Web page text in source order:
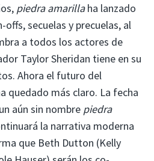
piedra amarillaha lanzado
offs, secuelas y precuelas, al
a todos los actores de
Taylor Sheridan tiene en su
Ahora el futuro del
quedado más claro. La fecha
aún sin nombre piedra
la narrativa moderna
que Beth Dutton (Kelly